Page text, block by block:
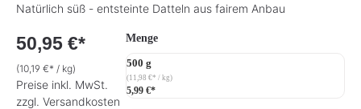
Natürlich süß - entsteinte Datteln aus fairem Anbau
50,95 €*
(10,19 €* / kg)
Preise inkl. MwSt.
zzgl. Versandkosten
Mengeauswählen
500 g
(11,98 €* / kg)
5,99 €*